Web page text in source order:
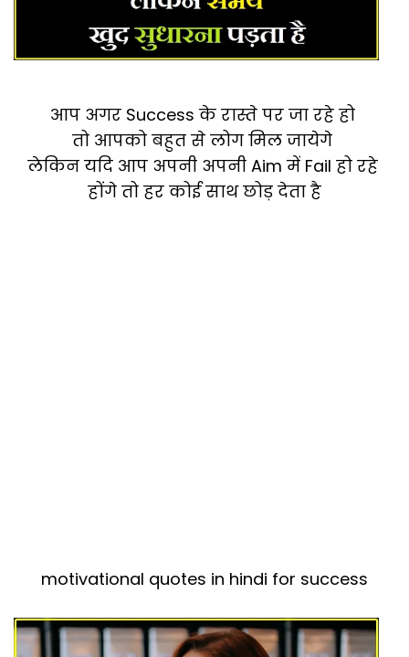
आप अगर Success के रास्ते पर जा रहे हो
तो आपको बहुत से लोग मिल जायेगे
लेकिन यदि आप अपनी अपनी Aim में Fail हो रहे
होंगे तो हर कोई साथ छोड़ देता है
motivational quotes in hindi for success